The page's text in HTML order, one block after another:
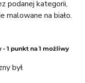
podanej kategorii,
malowane na biało.
1 punkt na 1 możliwy
był